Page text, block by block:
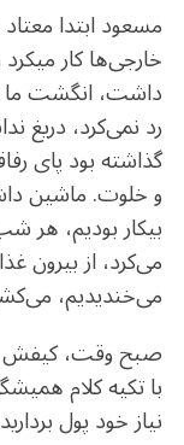
مسعود ابتدا
خارجی‌ها کار
داشت، انگشت ما
رد نمی‌کرد‌، دریغ
گذاشته بود پای
و خلوت. ماشین
بیکار بودیم، هر
می‌کرد، از
می‌خندیدیم‌،
صبح وقت، کیفش
با تکیه کلام
نیاز خود پول